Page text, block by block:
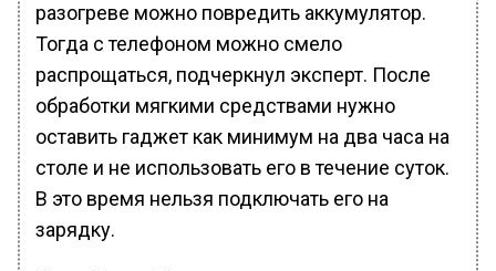
разогреве можно повредить аккумулятор.
Тогда с телефоном можно смело
распрощаться, подчеркнул эксперт. После
обработки мягкими средствами нужно
оставить гаджет как минимум на два часа на
столе и не использовать его в течение суток.
В это время нельзя подключать его на
зарядку.